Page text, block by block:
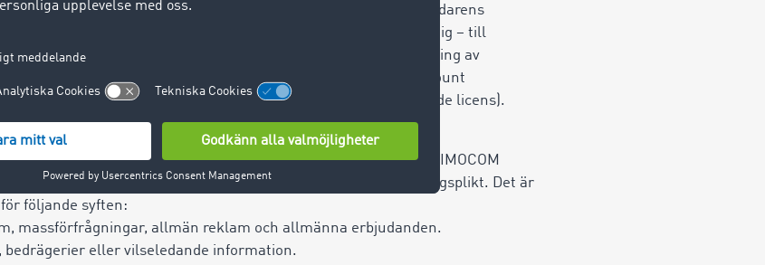
(account), transaktioner eller en avtalad datavolym i användarens
anges i avtalet för filialen i fråga – självständig eller osjälvständig – till
till tredje part eller andra filialer eller kontor. Vid användning av
och lösenord eller en webbinloggning har endast ett account
i fråga om en enhet och/eller en webbläsare (konkurrerande licens).
och sökning av specifik information som ligger inom
vara sanningsenliga och på begäran kunna styrkas om TIMOCOM
data ska raderas såvida det inte föreligger lagstadgad lagringsplikt. Det är
följande syften:
massförfrågningar, allmän reklam och allmänna erbjudanden.
bedrägerier eller vilseledande information.